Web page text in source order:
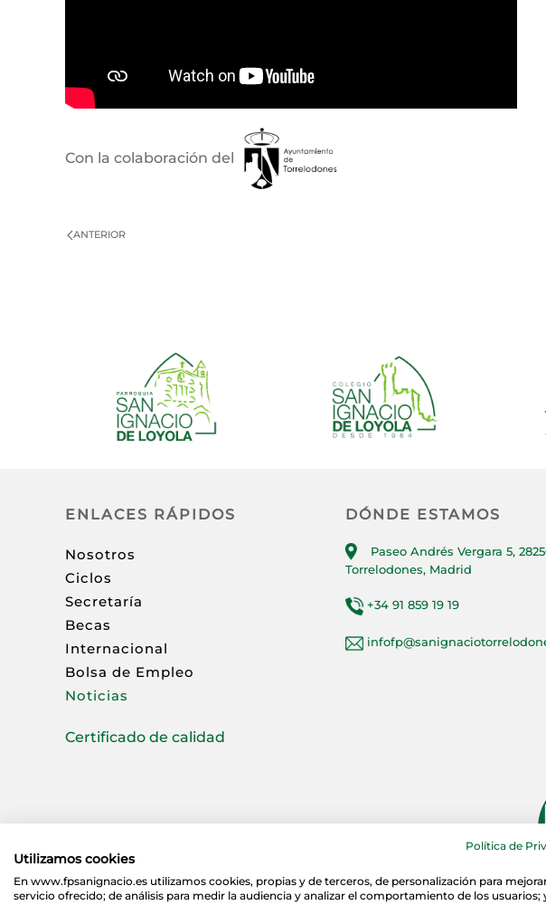
Con la colaboración del
ANTERIOR
ENLACES RÁPIDOS
Nosotros
Ciclos
Secretaría
Becas
Internacional
Bolsa de Empleo
Noticias
Certificado de calidad
DÓNDE ESTAMOS
Paseo Andrés Vergara 5,
Torrelodones, Madrid
+34 91 859 19 19
Copyright © 2021
Política de
Utilizamos cookies
En www.fpsanignacio.es utilizamos cookies, propias y de terceros, de personalización para
servicio ofrecido; de análisis para medir la audiencia y analizar el comportamiento de los usuarios;